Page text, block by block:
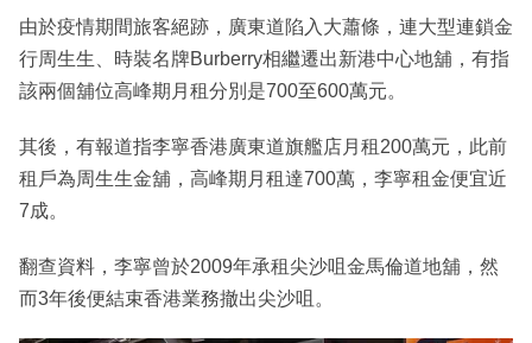
由於疫情期間旅客絕跡，廣東道陷入大蕭條，連大型連鎖金
行周生生、時裝名牌Burberry相繼遷出新港中心地舖，有指
該兩個舖位高峰期月租分別是700至600萬元。
其後，有報道指李寧香港廣東道旗艦店月租200萬元，此前
租戶為周生生金舖，高峰期月租達700萬，李寧租金便宜近
7成。
翻查資料，李寧曾於2009年承租尖沙咀金馬倫道地舖，然
而3年後便結束香港業務撤出尖沙咀。